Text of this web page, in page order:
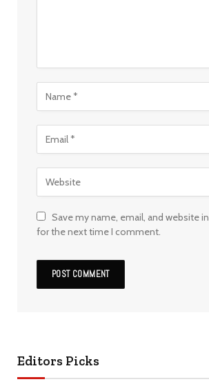
Save my name, email, and website
for the next time I comment.
Editors Picks